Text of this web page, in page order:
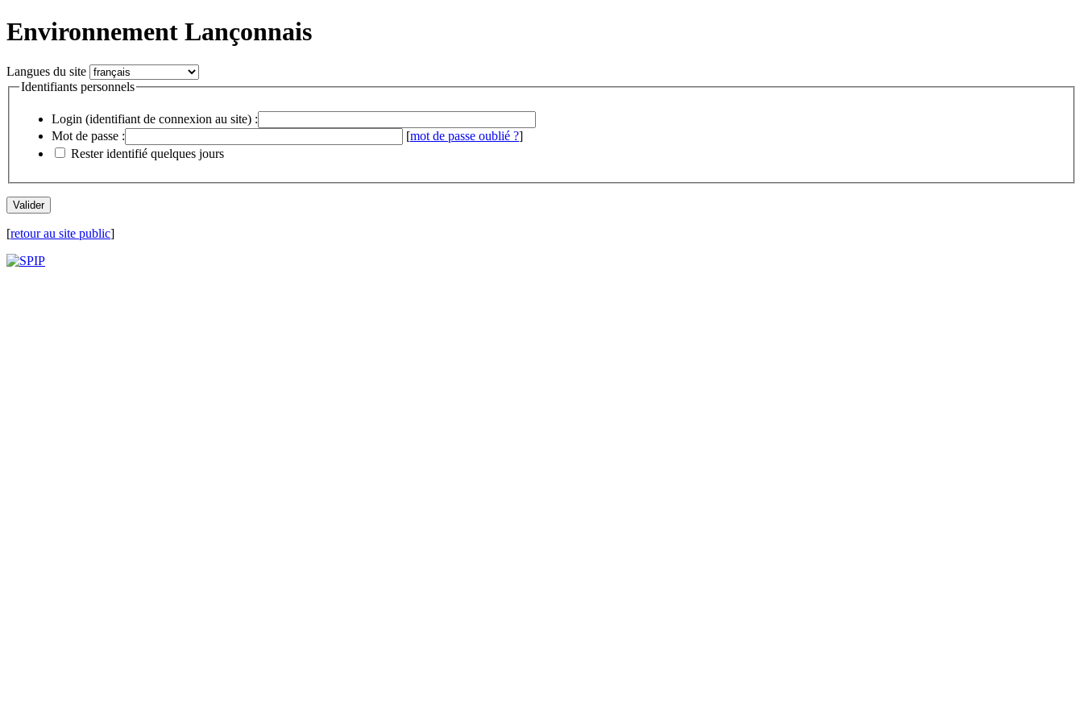
Environnement Lançonnais
Langues du site
Identifiants personnels
Login (identifiant de connexion au site) :
Mot de passe :
[mot de passe oublié ?]
Rester identifié quelques jours
[retour au site public]